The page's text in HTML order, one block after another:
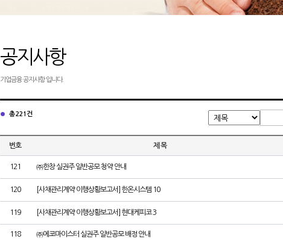
공지사항
기업금융 공지사항 입니다.
총 221건
번호 제 목
121 ㈜한창 실권주 일반공모 청약 안내
120 [사채관리계약 이행상황보고서] 한온시스템 10
119 [사채관리계약 이행상황보고서] 현대케피코 3
118 ㈜에코마이스터 실권주 일반공모 배정 안내